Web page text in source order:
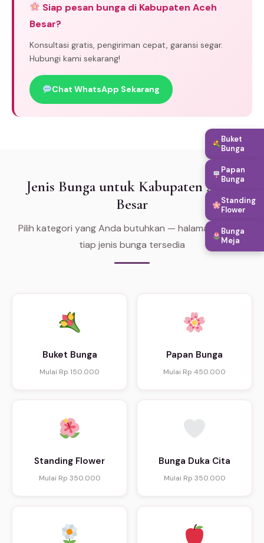
Siap pesan bunga di Kabupaten Aceh
Besar?
Konsultasi gratis, pengiriman cepat, garansi segar.
Hubungi kami sekarang!
Chat WhatsApp Sekarang
Jenis Bunga untuk Kabupaten Aceh
Besar
Pilih kategori yang Anda butuhkan — halaman khusus
tiap jenis bunga tersedia
Buket Bunga
Mulai Rp 150.000
Papan Bunga
Mulai Rp 450.000
Standing Flower
Mulai Rp 350.000
Bunga Duka Cita
Mulai Rp 350.000
Buket
Bunga
Papan
Bunga
Standing
Flower
Bunga
Meja